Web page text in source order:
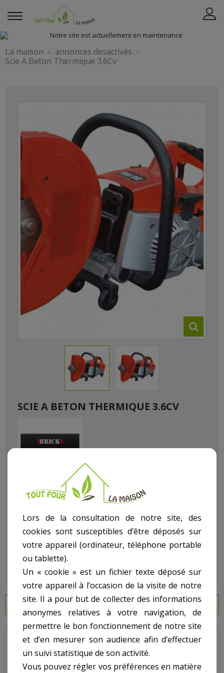
La maison
annonces desactivés
Scie A Beton Thermique 3.6Cv
SCIE A BETON THERMIQUE 3.6CV
TTB3600-350
État :Neuf
EN SAVOIR PLUS
Du matériel de Pro Pour Bricoler décorer construire Malin chez
vous avec Le (La)Scie A Beton Thermique 3.6Cv
rayon bricolage articleScie .
Lors de la consultation de notre site, des
cookies sont susceptibles d’être déposés sur
votre appareil (ordinateur, téléphone portable
ou tablette).
Un « cookie » est un fichier texte déposé sur
votre appareil à l’occasion de la visite de notre
site. Il a pour but de collecter des informations
anonymes relatives à votre navigation, de
permettre le bon fonctionnement de notre site
et d’en mesurer son audience afin d’effectuer
un suivi statistique de son activité.
Vous pouvez régler vos préférences en matière